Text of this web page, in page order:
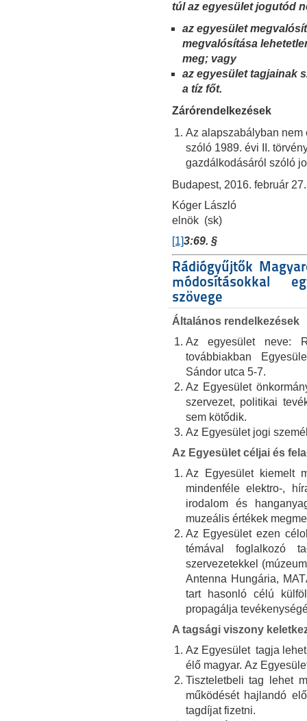
túl az egyesület jogutód
az egyesület
megvalósítása
meg; vagy
az egyesület tagjainak
a tíz főt.
Zárórendelkezések
Az alapszabályban nem
szóló 1989. évi II.
gazdálkodásáról szóló
Budapest, 2016. február 27.
Kóger László
elnök (sk)
[1]3:69. §
Rádiógyűjtők
módosításokkal
szövege
Általános rendelkezések
Az egyesület neve:
továbbiakban
Sándor utca 5-7.
Az Egyesület
szervezet, politikai
sem kötődik.
Az Egyesület jogi
Az Egyesület céljai és
Az Egyesület kiemelt
mindenféle elektro-,
irodalom és
muzeális értékek
Az Egyesület ezen
témával foglalkozó
szervezetekkel
Antenna Hungária,
tart hasonló célú
propagálja
A tagsági viszony
Az Egyesület tagja
élő magyar. Az
Tiszteletbeli tag lehet
működését hajlandó
tagdíjat fizetni.